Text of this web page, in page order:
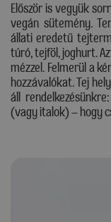
Először is vegyük
vegán sütemény.
állati eredetű
túró, tejföl, joghurt.
mézzel. Felmerül a
hozzávalókat. Tej
áll
(vagy italok) – hogy